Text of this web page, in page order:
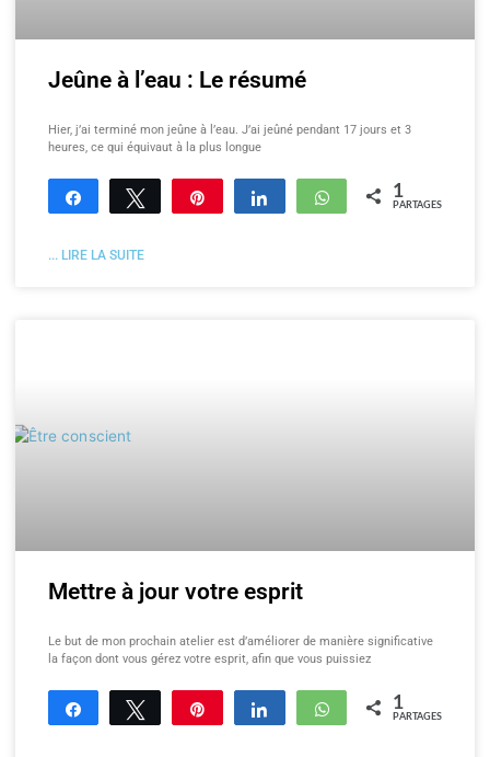
Jeûne à l’eau : Le résumé
Hier, j’ai terminé mon jeûne à l’eau. J’ai jeûné pendant 17 jours et 3
heures, ce qui équivaut à la plus longue
Partagez Tweetez Enregistrer Partagez WhatsApp
1
PARTAGES
... LIRE LA SUITE
Mettre à jour votre esprit
Le but de mon prochain atelier est d’améliorer de manière significative
la façon dont vous gérez votre esprit, afin que vous puissiez
Partagez Tweetez Enregistrer Partagez WhatsApp
1
PARTAGES